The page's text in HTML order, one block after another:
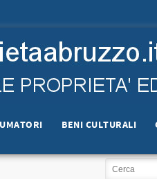
BENI CULTURALI